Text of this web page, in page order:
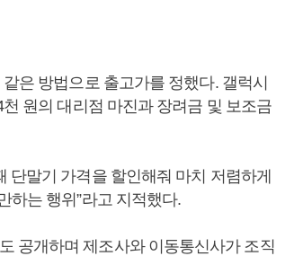
은 방법으로 출고가를 정했다. 갤럭시
원의 대리점 마진과 장려금 및 보조금
단말기 가격을 할인해줘 마치 저렴하게
하는 행위”라고 지적했다.
공개하며 제조사와 이동통신사가 조직